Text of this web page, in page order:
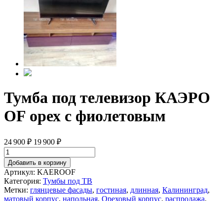
Тумба под телевизор КАЭРО
OF орех с фиолетовым
24 900 ₽ 19 900 ₽
Добавить в корзину
Артикул: KAEROOF
Категория: Тумбы под ТВ
Метки: глянцевые фасады, гостиная, длинная, Калининград,
матовый корпус, напольная, Ореховый корпус, распродажа,